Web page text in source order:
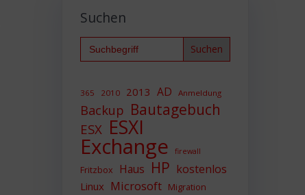
Suchen
Search
for:
365 2010 2013 AD Anmeldung
Backup Bautagebuch
ESX ESXI
Exchange firewall
Fritzbox Haus HP kostenlos
Linux Microsoft Migration